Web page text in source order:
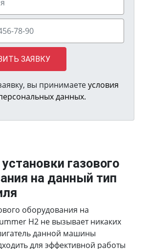
ЗАЯВКУ
вы принимаетеусловия
данных.
газового
на данный тип
оборудования на
H2 не вызывает никаких
данной машины
для эффективной работы